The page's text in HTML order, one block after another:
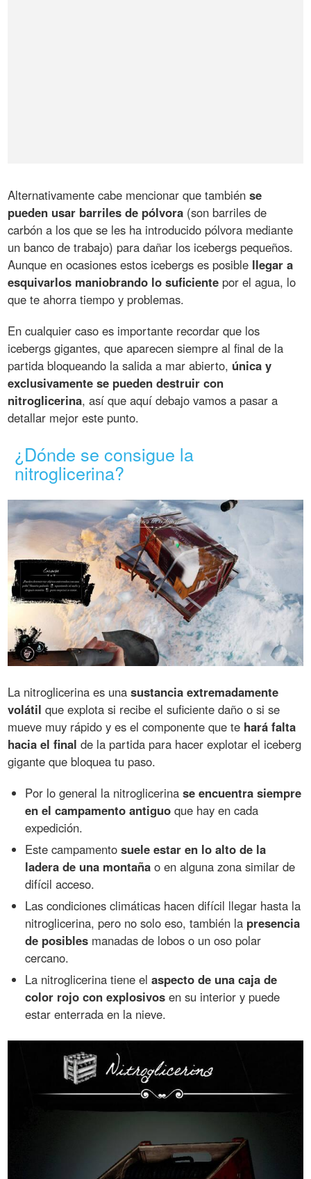
Alternativamente cabe mencionar que tambiénse
pueden usar barriles de pólvora (son barriles de
carbón a los que se les ha introducido pólvora mediante
un banco de trabajo) para dañar los icebergs pequeños.
Aunque en ocasiones estos icebergs es posible llegar a
esquivarlos maniobrando lo suficiente por el agua, lo
que te ahorra tiempo y problemas.
En cualquier caso es importante recordar que los
icebergs gigantes, que aparecen siempre al final de la
partida bloqueando la salida a mar abierto, única y
exclusivamente se pueden destruir con
nitroglicerina, así que aquí debajo vamos a pasar a
detallar mejor este punto.
¿Dónde se consigue la
nitroglicerina?
La nitroglicerina es unasustancia extremadamente
volátil que explota si recibe el suficiente daño o si se
mueve muy rápido y es el componente que te hará falta
hacia el final de la partida para hacer explotar el iceberg
gigante que bloquea tu paso.
Por lo general la nitroglicerinase encuentra siempre
en el campamento antiguo que hay en cada
expedición.
Este campamentosuele estar en lo alto de la
ladera de una montaña o en alguna zona similar de
difícil acceso.
Las condiciones climáticas hacen difícil llegar hasta la
nitroglicerina, pero no solo eso, también la presencia
de posibles manadas de lobos o un oso polar
cercano.
La nitroglicerina tiene elaspecto de una caja de
color rojo con explosivos en su interior y puede
estar enterrada en la nieve.